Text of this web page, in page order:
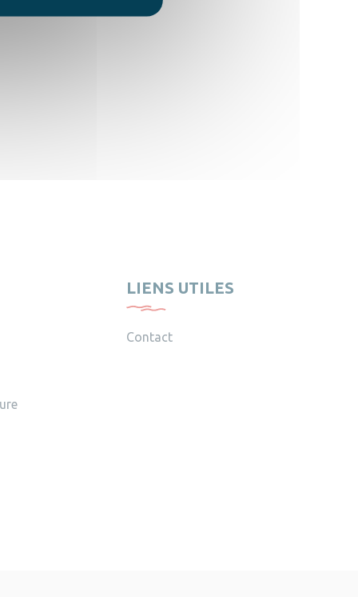
LIENS UTILES
Contact